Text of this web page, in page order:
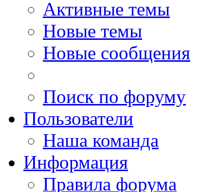
Активные темы
Новые темы
Новые сообщения
Поиск по форуму
Пользователи
Наша команда
Информация
Правила форума